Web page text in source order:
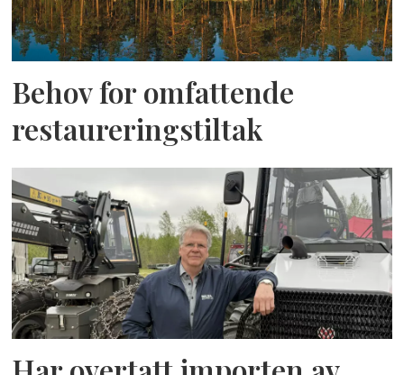
Behov for omfattende
restaureringstiltak